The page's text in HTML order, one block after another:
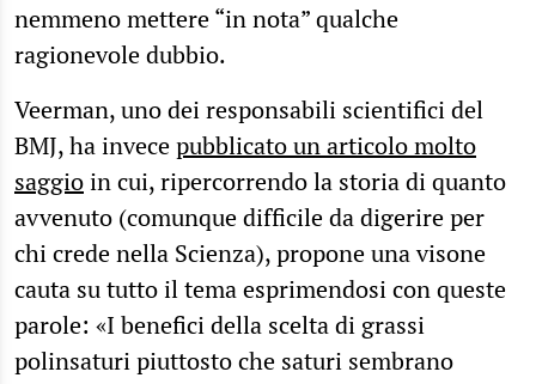
nemmeno mettere “in nota” qualche
ragionevole dubbio.
Veerman, uno dei responsabili scientifici del
BMJ, ha invecepubblicato un articolo molto
saggioin cui, ripercorrendo la storia di quanto
avvenuto (comunque difficile da digerire per
chi crede nella Scienza), propone una visone
cauta su tutto il tema esprimendosi con queste
parole: «I benefici della scelta di grassi
polinsaturi piuttosto che saturi sembrano